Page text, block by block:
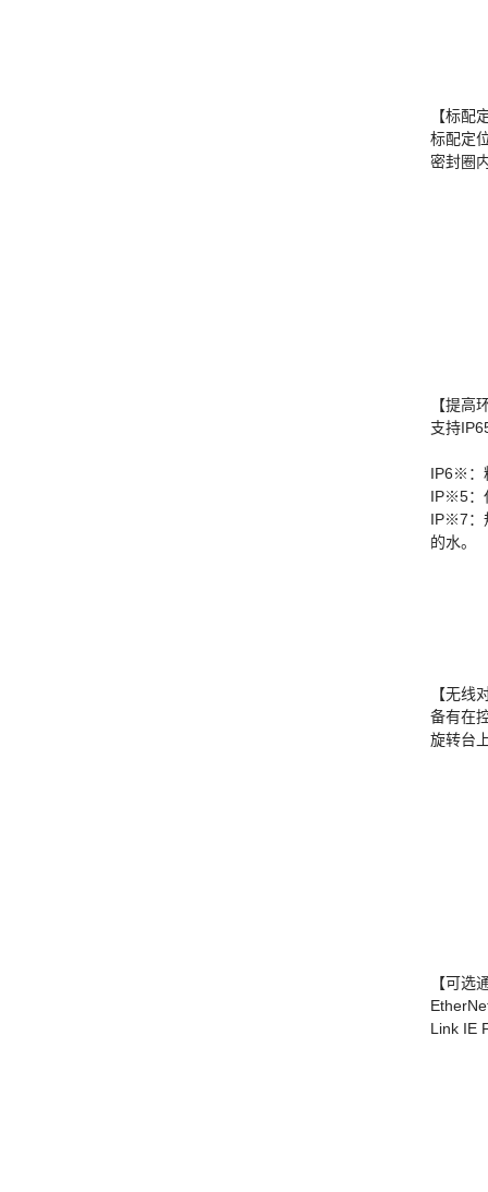
【标配
标配定
密封圈
【提高
支持
IP6※：
IP※5：
IP※7：
的水。
【无线
备有在
旋转台
【可选
Link IE